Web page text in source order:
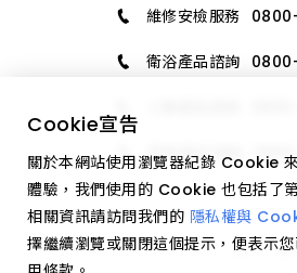
維修安檢服務
衛浴產品諮詢
廚具產品諮詢
Cookie宣告
關於本網站使用瀏覽器紀錄 Cookie
體驗，我們使用的 Cookie 也包括了
相關資訊請訪問我們的 隱私權與
擇繼續瀏覽或關閉這個提示，便表示